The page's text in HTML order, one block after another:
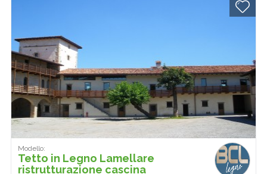
Modello:
Tetto in Legno Lamellare
ristrutturazione cascina